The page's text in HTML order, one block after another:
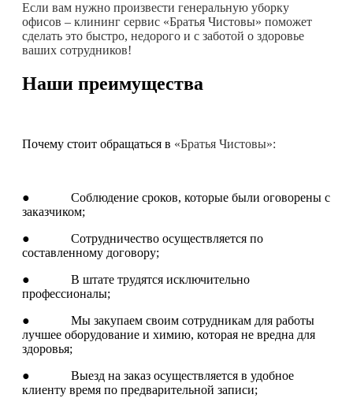
Если вам нужно произвести генеральную уборку
офисов – клининг сервис «Братья Чистовы» поможет
сделать это быстро, недорого и с заботой о здоровье
ваших сотрудников!
Наши преимущества
Почему стоит обращаться в «Братья Чистовы»:
● Соблюдение сроков, которые были оговорены с
заказчиком;
● Сотрудничество осуществляется по
составленному договору;
● В штате трудятся исключительно
профессионалы;
● Мы закупаем своим сотрудникам для работы
лучшее оборудование и химию, которая не вредна для
здоровья;
● Выезд на заказ осуществляется в удобное
клиенту время по предварительной записи;